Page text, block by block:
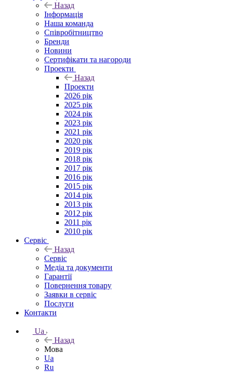
Назад
Інформація
Наша команда
Співробітництво
Бренди
Новини
Сертифікати та нагороди
Проекти
Назад
Проекти
2026 рік
2025 рік
2024 рік
2023 рік
2021 рік
2020 рік
2019 рік
2018 рік
2017 рік
2016 рік
2015 рік
2014 рік
2013 рік
2012 рік
2011 рік
2010 рік
Сервіс
Назад
Сервіс
Медіа та документи
Гарантії
Повернення товару
Заявки в сервіс
Послуги
Контакти
Ua
Назад
Мова
Ua
Ru